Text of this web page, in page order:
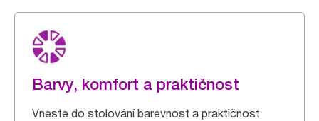
Barvy, komfort a praktičnost
Vneste do stolování barevnost a praktičnost